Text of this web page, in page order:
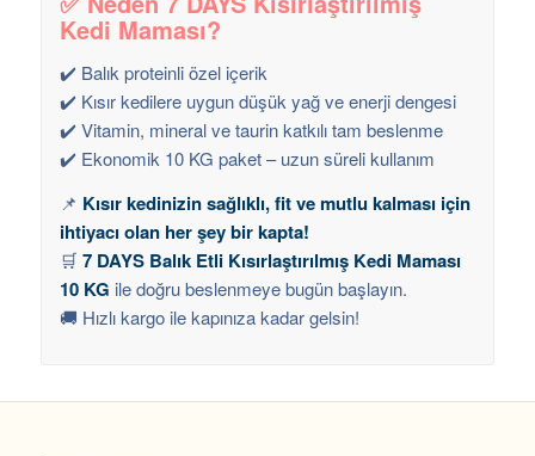
Kedi Maması?
✔️ Balık proteinli özel içerik
✔️ Kısır kedilere uygun düşük yağ ve enerji dengesi
✔️ Vitamin, mineral ve taurin katkılı tam beslenme
✔️ Ekonomik 10 KG paket – uzun süreli kullanım
📌 Kısır kedinizin sağlıklı, fit ve mutlu kalması için
ihtiyacı olan her şey bir kapta!
🛒 7 DAYS Balık Etli Kısırlaştırılmış Kedi Maması
10 KG ile doğru beslenmeye bugün başlayın.
🚚 Hızlı kargo ile kapınıza kadar gelsin!